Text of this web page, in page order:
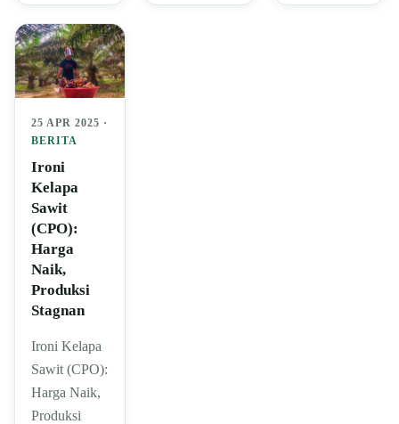
25 APR 2025 ·
BERITA
Ironi
Kelapa
Sawit
(CPO):
Harga
Naik,
Produksi
Stagnan
Ironi Kelapa
Sawit (CPO):
Harga Naik,
Produksi